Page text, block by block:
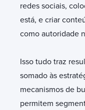
redes sociais,
está, e criar
como autoridade
Isso tudo traz
somado às
mecanismos de
permitem